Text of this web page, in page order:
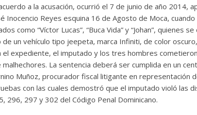
a la acusación, ocurrió el 7 de junio de año 2014,
Inocencio Reyes esquina 16 de Agosto de Moca,
como “Víctor Lucas”, “Buca Vida” y “Johan”, quienes
un vehículo tipo jeepeta, marca Infiniti, de color
el expediente, el imputado y los tres hombres
malhechores. La sentencia deberá ser cumplida en un
Muñoz, procurador fiscal litigante en representación
con las cuales demostró que el imputado violó las
296, 297 y 302 del Código Penal Dominicano.